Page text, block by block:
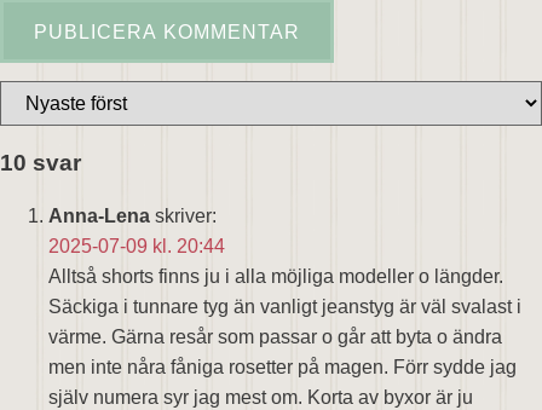
10 svar
Anna-Lena skriver:
2025-07-09 kl. 20:44
Alltså shorts finns ju i alla möjliga modeller o längder.
Säckiga i tunnare tyg än vanligt jeanstyg är väl svalast i
värme. Gärna resår som passar o går att byta o ändra
men inte nåra fåniga rosetter på magen. Förr sydde jag
själv numera syr jag mest om. Korta av byxor är ju